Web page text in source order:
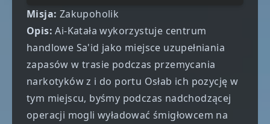
Misja: Zakupoholik
Opis:Ai-Katała wykorzystuje centrum
handlowe Sa'id jako miejsce uzupełniania
zapasów w trasie podczas przemycania
narkotyków z i do portu Osłab ich pozycję w
tym miejscu, byśmy podczas nadchodzącej
operacji mogli wyładować śmigłowcem na